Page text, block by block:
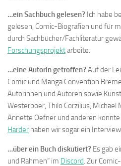
…ein Sachbuch gelesen? Ich habe
gelesen, Comic-Biografien und für
durch Sachbücher/Fachliteratur
Forschungsprojektarbeite.
…eine AutorIn getroffen? Auf der
Comic und Manga Convention
Autorinnen und Autoren sowie
Westerboer, Thilo Corzilius, Michael
Annette Oefner und anderen
Harder haben wir sogar ein
…über ein Buch diskutiert? Es gab
und Rahmen“ im Discord. Zur